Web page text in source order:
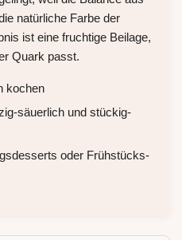
natürliche Farbe der
ist eine fruchtige Beilage,
Quark passt.
kochen
säuerlich und stückig-
oder Frühstücks-